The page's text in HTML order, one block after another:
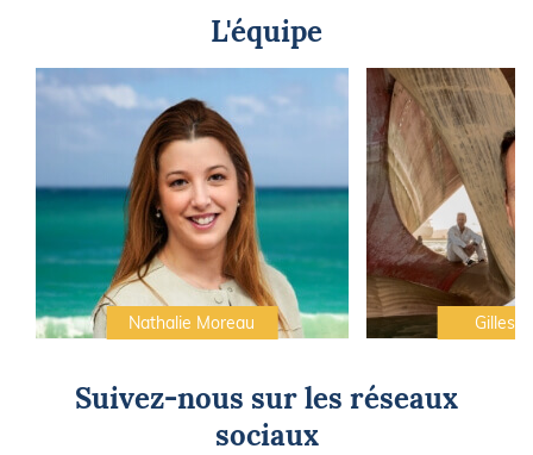
L'équipe
Nathalie Moreau Gilles
Suivez-nous sur les réseaux
sociaux